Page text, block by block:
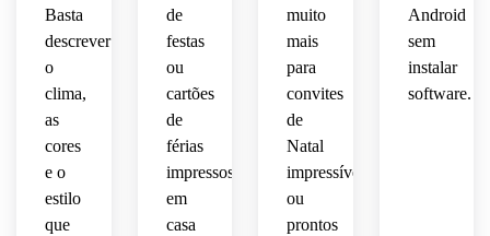
de
cartão
de
retrato,
premium
de
papelaria
resolução
adequada
compartilhamento
impressão
impressão
um
estilo
alegre
e
design
Basta
descrever
o
clima,
as
cores
e o
estilo
que
de
festas
ou
cartões
de
férias
impressos
em
casa
muito
mais
para
convites
de
Natal
impressíveis
ou
prontos
Android
sem
instalar
software.